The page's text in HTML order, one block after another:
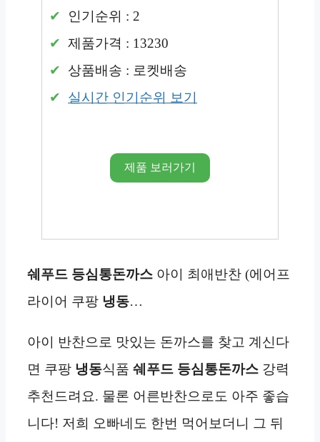
인기순위 : 2
제품가격 : 13230
상품배송 : 로켓배송
실시간 인기순위 보기
제품 보러가기
쉐푸드 등심통돈까스 아이 최애반찬 (에어프
라이어 쿠팡 냉동…
아이 반찬으로 맛있는 돈까스를 찾고 계신다
면 쿠팡 냉동식품 쉐푸드 등심통돈까스 강력
추천드려요. 물론 어른반찬으로도 아주 좋습
니다! 저희 오빠네도 한번 먹어보더니 그 뒤